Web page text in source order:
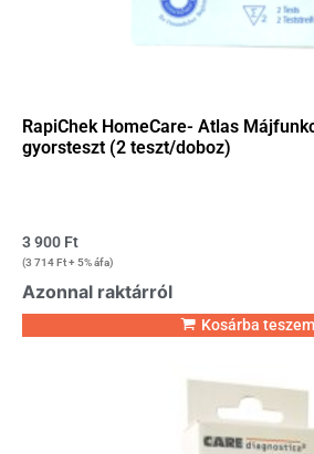
RapiChek HomeCare- Atlas
gyorsteszt (2 teszt/doboz)
3 900 Ft
(3 714Ft+ 5% áfa)
Azonnal raktárról
Kosárba teszem